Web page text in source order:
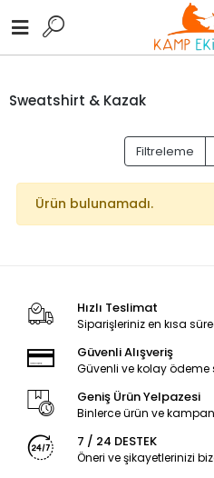
Sweatshirt & Kazak
Filtreleme
Ürün bulunamadı.
Hızlı Teslimat
Siparişleriniz en kısa
Güvenli Alışveriş
Güvenli ve kolay ödeme
Geniş Ürün Yelpazesi
Binlerce ürün ve
7 / 24 DESTEK
Öneri ve şikayetlerinizi